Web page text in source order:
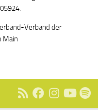
Verband der
Main